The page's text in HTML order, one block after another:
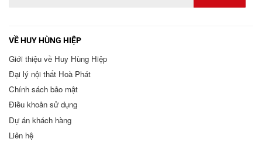
VỀ HUY HÙNG HIỆP
Giới thiệu về Huy Hùng Hiệp
Đại lý nội thất Hoà Phát
Chính sách bảo mật
Điều khoản sử dụng
Dự án khách hàng
Liên hệ